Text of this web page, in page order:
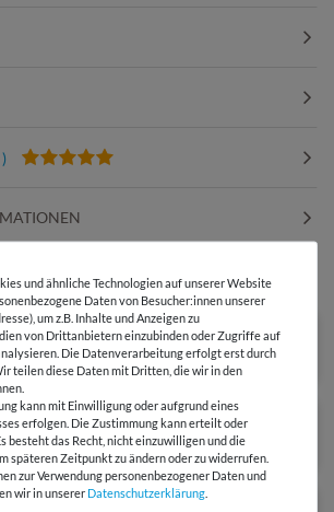
IN ANDEREN FARBEN
und ähnliche Technologien auf unserer Website
Daten von Besucher:innen unserer
um z.B. Inhalte und Anzeigen zu
von Drittanbietern einzubinden oder Zugriffe auf
Die Datenverarbeitung erfolgt erst durch
teilen diese Daten mit Dritten, die wir in den
kann mit Einwilligung oder aufgrund eines
erfolgen. Die Zustimmung kann erteilt oder
besteht das Recht, nicht einzuwilligen und die
späteren Zeitpunkt zu ändern oder zu widerrufen.
zur Verwendung personenbezogener Daten und
wir in unserer Daten­schutz­erklärung